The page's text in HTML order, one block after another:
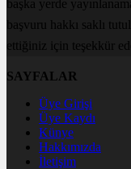
başka yerde
başvuru hakkı saklı
ettiğiniz için teşekkür
SAYFALAR
Üye Girişi
Üye Kaydı
Künye
Hakkımızda
İletişim